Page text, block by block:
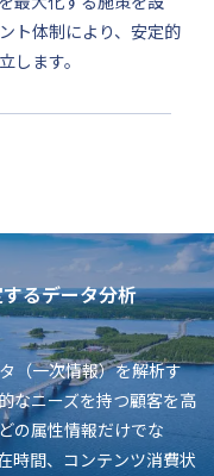
ト体制により、安定的
します。
るデータ分析
（一次情報）を解析す
なニーズを持つ顧客を高
の属性情報だけでな
時間、コンテンツ消費状